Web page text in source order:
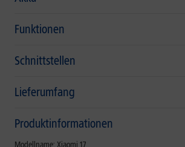
Funktionen
Schnittstellen
Lieferumfang
Produktinformationen